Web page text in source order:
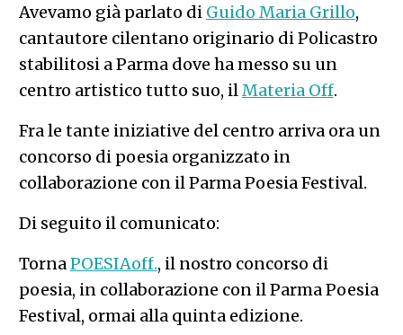
Avevamo già parlato di Guido Maria Grillo,
cantautore cilentano originario di Policastro
stabilitosi a Parma dove ha messo su un
centro artistico tutto suo, ilMateria Off.
Fra le tante iniziative del centro arriva ora un
concorso di poesia organizzato in
collaborazione con il Parma Poesia Festival.
Di seguito il comunicato:
TornaPOESIAoff., il nostro concorso di
poesia, in collaborazione con il Parma Poesia
Festival, ormai alla quinta edizione.